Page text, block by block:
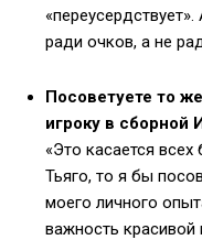
ради очков, а не
Посоветуете то
игроку в сборной
«Это касается
Тьяго, то я бы
моего личного
важность красивой